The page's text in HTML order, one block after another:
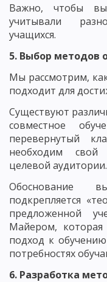
Важно, чтобы
учитывали
учащихся.
5. Выбор методов
Мы рассмотрим,
подходит для
Существуют
совместное
перевернутый
необходим
целевой аудитории.
Обоснование
подкрепляется
предложенной
Майером, которая
подход к
потребностях
6. Разработка